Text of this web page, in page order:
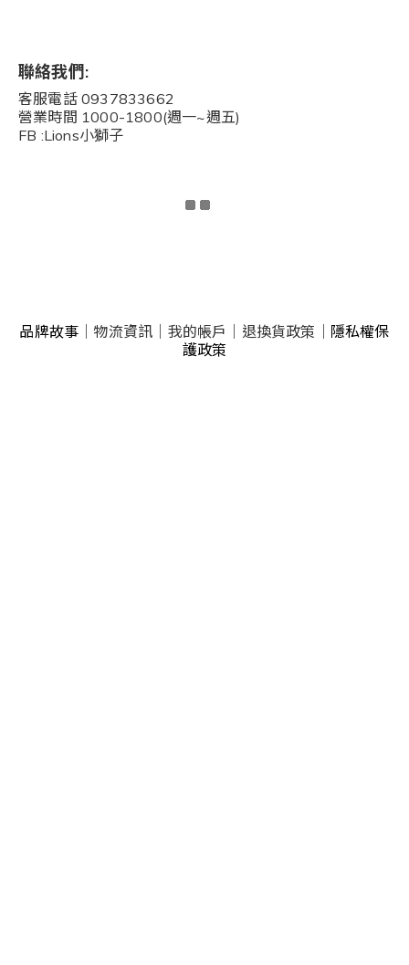
聯絡我們:
客服電話 0937833662
營業時間 1000-1800(週一~週五)
FB :Lions小獅子
品牌故事 物流資訊 我的帳戶 退換貨政策
隱私權保
護政策